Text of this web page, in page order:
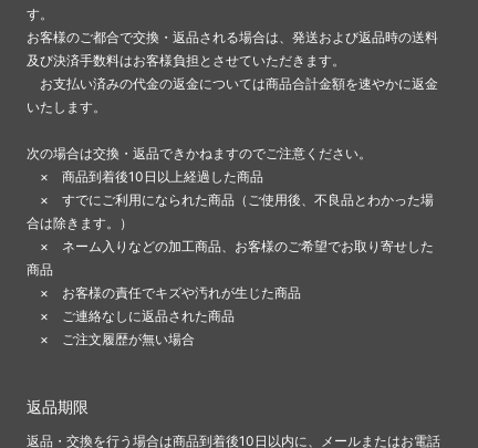
す。
お客様のご都合で交換・返品される場合は、発送および返品時の送料
及び決済手数料はお客様負担とさせていただきます。
お支払い済みの代金の返金については商品合計金額を速やかに返金
いたします。
次の場合は交換・返品できかねますのでご注意ください。
× 商品到着後10日以上経過した商品
× すでにご利用になられた商品（ご使用後、不良品とわかった場
合は除きます。）
× ネーム入りなどの加工商品、お客様のご希望でお取り寄せした
商品
× お客様の責任でキズや汚れが生じた商品
× ご連絡なしに返品された商品
× ご注文履歴が無い場合
返品期限
返品・交換を行う場合は商品到着後10日以内に、メールまたはお電話